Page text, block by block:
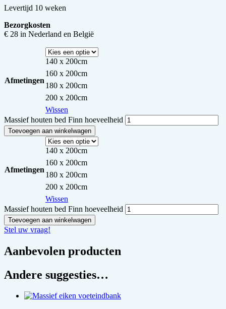
Levertijd 10 weken
Bezorgkosten
€ 28 in Nederland en België
Afmetingen
140 x 200cm
160 x 200cm
180 x 200cm
200 x 200cm
Wissen
Massief houten bed Finn hoeveelheid
Toevoegen aan winkelwagen
Afmetingen
140 x 200cm
160 x 200cm
180 x 200cm
200 x 200cm
Wissen
Massief houten bed Finn hoeveelheid
Toevoegen aan winkelwagen
Stel uw vraag!
Aanbevolen producten
Andere suggesties…